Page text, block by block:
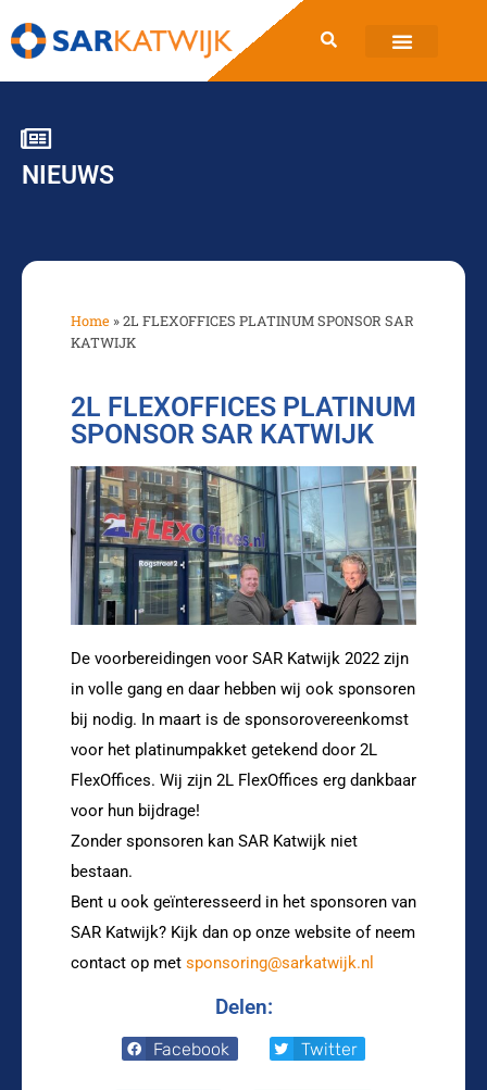
NIEUWS
Home »2L FLEXOFFICES PLATINUM SPONSOR SAR
KATWIJK
2L FLEXOFFICES PLATINUM
SPONSOR SAR KATWIJK
De voorbereidingen voor SAR Katwijk 2022 zijn
in volle gang en daar hebben wij ook sponsoren
bij nodig. In maart is de sponsorovereenkomst
voor het platinumpakket getekend door 2L
FlexOffices. Wij zijn 2L FlexOffices erg dankbaar
voor hun bijdrage!
Zonder sponsoren kan SAR Katwijk niet
bestaan.
Bent u ook geïnteresseerd in het sponsoren van
SAR Katwijk? Kijk dan op onze website of neem
contact op met sponsoring@sarkatwijk.nl
Delen:
Facebook Twitter